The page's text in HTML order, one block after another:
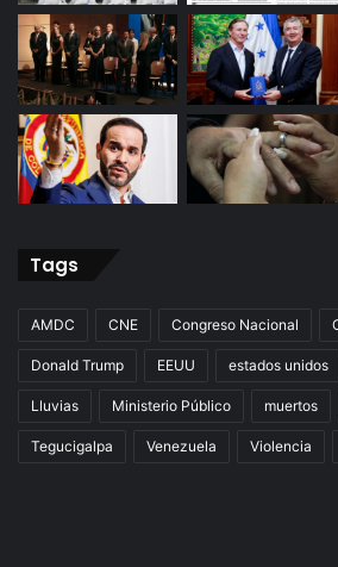
Tags
AMDC CNE Congreso Nacional
Donald Trump EEUU estados unidos
Lluvias Ministerio Público muertos
Tegucigalpa Venezuela Violencia